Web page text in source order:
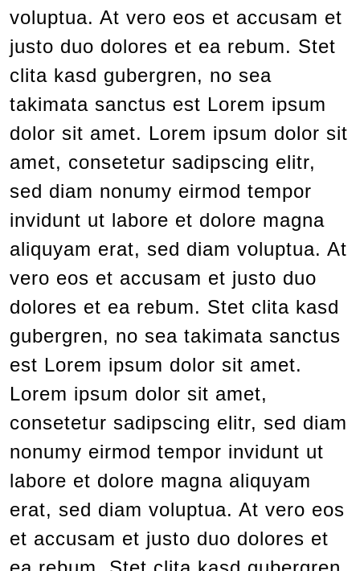
voluptua. At vero eos et accusam et
justo duo dolores et ea rebum. Stet
clita kasd gubergren, no sea
takimata sanctus est Lorem ipsum
dolor sit amet. Lorem ipsum dolor sit
amet, consetetur sadipscing elitr,
sed diam nonumy eirmod tempor
invidunt ut labore et dolore magna
aliquyam erat, sed diam voluptua. At
vero eos et accusam et justo duo
dolores et ea rebum. Stet clita kasd
gubergren, no sea takimata sanctus
est Lorem ipsum dolor sit amet.
Lorem ipsum dolor sit amet,
consetetur sadipscing elitr, sed diam
nonumy eirmod tempor invidunt ut
labore et dolore magna aliquyam
erat, sed diam voluptua. At vero eos
et accusam et justo duo dolores et